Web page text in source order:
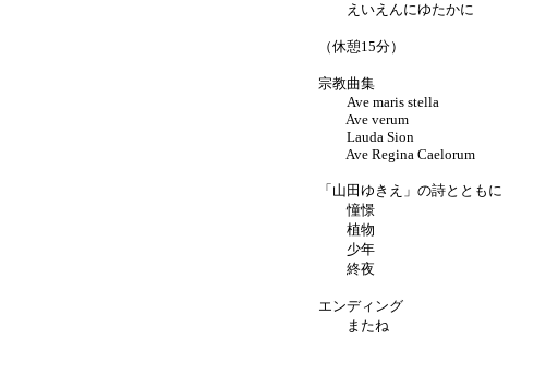
えいえんにゆたかに
（休憩15分）
宗教曲集
Ave maris stella
Ave verum
Lauda Sion
Ave Regina Caelorum
「山田ゆきえ」の詩とともに
憧憬
植物
少年
終夜
エンディング
またね